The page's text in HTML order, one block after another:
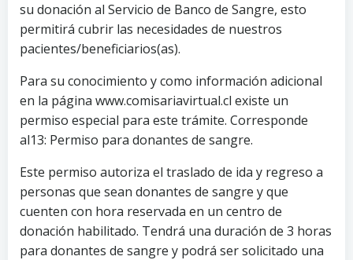
su donación al Servicio de Banco de Sangre, esto
permitirá cubrir las necesidades de nuestros
pacientes/beneficiarios(as).
Para su conocimiento y como información adicional
en la página www.comisariavirtual.cl existe un
permiso especial para este trámite. Corresponde
al13: Permiso para donantes de sangre.
Este permiso autoriza el traslado de ida y regreso a
personas que sean donantes de sangre y que
cuenten con hora reservada en un centro de
donación habilitado. Tendrá una duración de 3 horas
para donantes de sangre y podrá ser solicitado una